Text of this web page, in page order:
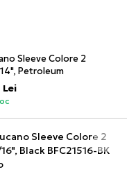
Sleeve Colore 2
Petroleum
Lei